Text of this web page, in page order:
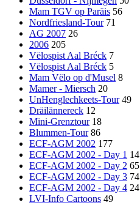
Mam TGV op Paräis 56
Nordfriesland-Tour 71
AG 2007 26
2006 205
Vëlospist Aal Bréck 7
Vëlospist Aal Bréck 5
Mam Vëlo op d'Musel 8
Mamer - Miersch 20
UnHenglechkeets-Tour 49
Dräilännereck 12
Mini-Grenztour 18
Blummen-Tour 86
ECF-AGM 2002 177
ECF-AGM 2002 - Day 1 14
ECF-AGM 2002 - Day 2 65
ECF-AGM 2002 - Day 3 74
ECF-AGM 2002 - Day 4 24
LVI-Info Cartoons 49